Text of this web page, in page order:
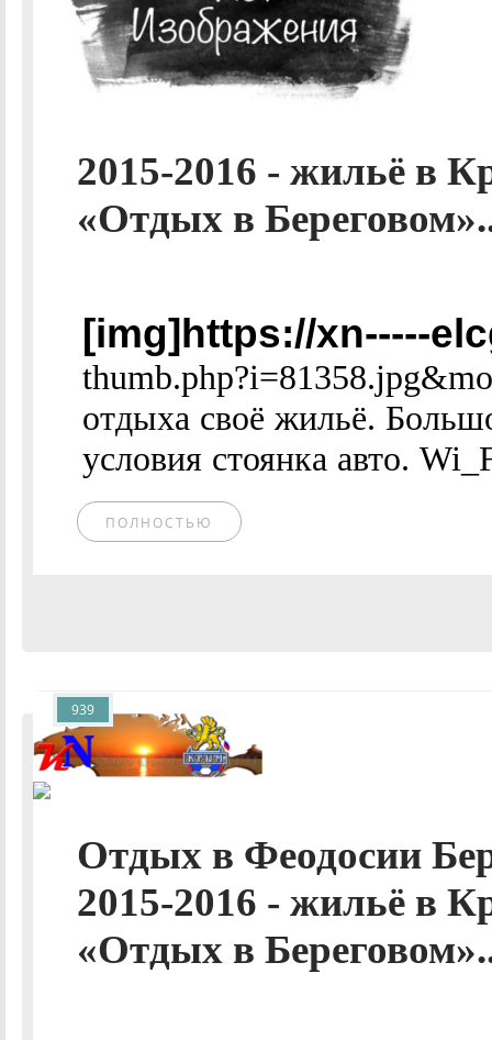
2015-2016 - жильё в
«Отдых в
[img]https://xn-----
отдыха своё жильё.
условия стоянка авто.
ПОЛНОСТЬЮ
Отдых в Феодосии
2015-2016 - жильё в
«Отдых в
939